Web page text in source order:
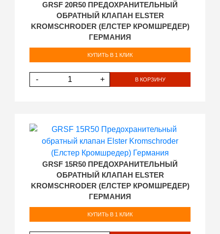
GRSF 20R50 ПРЕДОХРАНИТЕЛЬНЫЙ
ОБРАТНЫЙ КЛАПАН ELSTER
KROMSCHRODER (ЕЛСТЕР КРОМШРЕДЕР)
ГЕРМАНИЯ
КУПИТЬ В 1 КЛИК
- + В КОРЗИНУ
GRSF 15R50 ПРЕДОХРАНИТЕЛЬНЫЙ
ОБРАТНЫЙ КЛАПАН ELSTER
KROMSCHRODER (ЕЛСТЕР КРОМШРЕДЕР)
ГЕРМАНИЯ
КУПИТЬ В 1 КЛИК